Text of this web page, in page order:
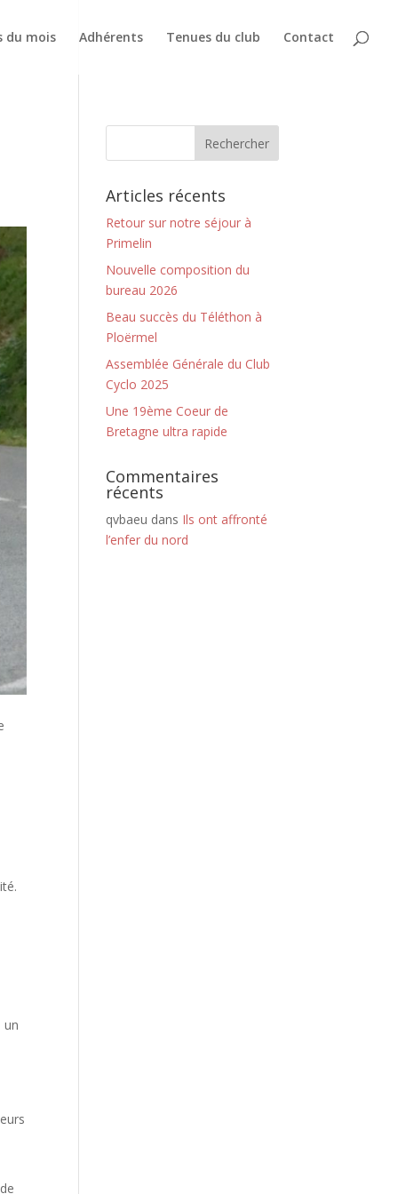
du mois Adhérents Tenues du club Contact
un
Articles récents
Retour sur notre séjour à
Primelin
Nouvelle composition du
bureau 2026
Beau succès du Téléthon à
Ploërmel
Assemblée Générale du Club
Cyclo 2025
Une 19ème Coeur de
Bretagne ultra rapide
Commentaires
récents
qvbaeu dans Ils ont affronté
l’enfer du nord